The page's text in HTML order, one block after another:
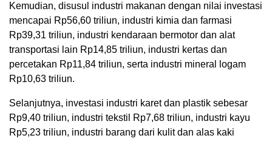
Kemudian, disusul industri makanan dengan nilai investasi
mencapai Rp56,60 triliun, industri kimia dan farmasi
Rp39,31 triliun, industri kendaraan bermotor dan alat
transportasi lain Rp14,85 triliun, industri kertas dan
percetakan Rp11,84 triliun, serta industri mineral logam
Rp10,63 triliun.
Selanjutnya, investasi industri karet dan plastik sebesar
Rp9,40 triliun, industri tekstil Rp7,68 triliun, industri kayu
Rp5,23 triliun, industri barang dari kulit dan alas kaki